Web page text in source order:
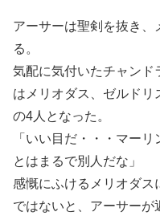
アーサーは聖剣を抜き
る。
気配に気付いたチャンド
はメリオダス、ゼルドリ
の4人となった。
「いい目だ・・・マー
とはまるで別人だな」
感慨にふけるメリオダス
ではないと、アーサーが